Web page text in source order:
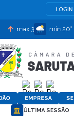
EMPRESA
ÚLTIMA SESSÃO
max 30° min 20°